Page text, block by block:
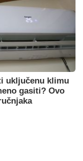
uključenu klimu
gasiti? Ovo